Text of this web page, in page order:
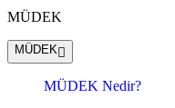
MÜDEK
MÜDEK
MÜDEK Nedir?